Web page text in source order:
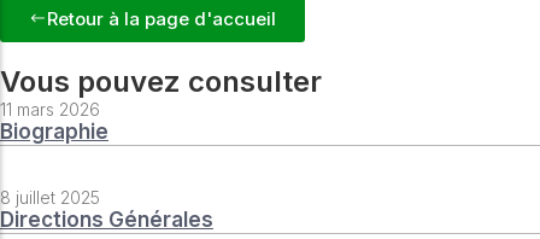
Retour à la page d'accueil
Vous pouvez consulter
11 mars 2026
Biographie
8 juillet 2025
Directions Générales